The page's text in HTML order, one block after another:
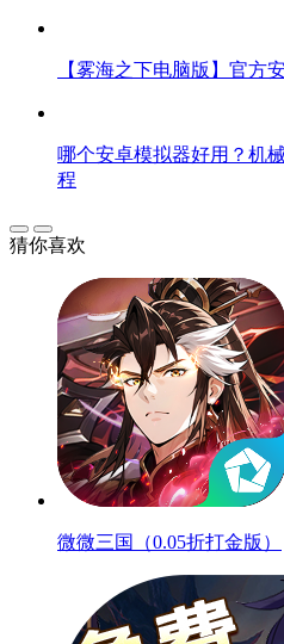
【雾海之下电脑版】官方
哪个安卓模拟器好用？机
程
猜你喜欢
微微三国（0.05折打金版）